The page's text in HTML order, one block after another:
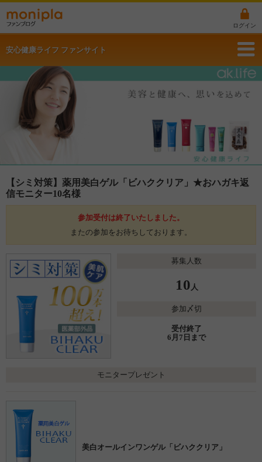
ログイン
安心健康ライフ ファンサイト
【シミ対策】薬用美白ゲル「ビハククリア」★おハガキ返
信モニター10名様
参加受付は終了いたしました。
またの参加をお待ちしております。
募集人数
10 人
参加〆切
受付終了
6月7日まで
モニタープレゼント
美白オールインワンゲル「ビハククリア」